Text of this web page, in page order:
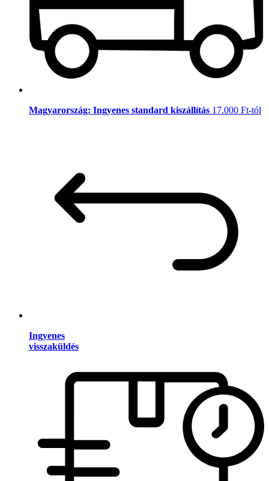
Magyarország: Ingyenes standard kiszállítás 17.000 Ft-tól
Ingyenes
visszaküldés